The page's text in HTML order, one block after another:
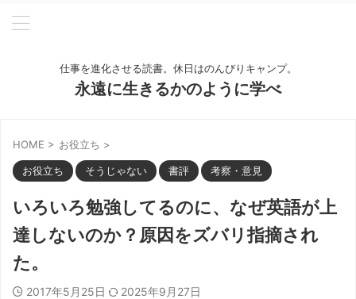
仕事を進化させる読書。休日はのんびりキャンプ。
永遠に生きるかのように学べ
HOME > お役立ち >
お役立ち そうじゃない 書評 考察・意見
いろいろ勉強してるのに、なぜ英語が上
達しないのか？原因をズバリ指摘され
た。
2017年5月25日 2025年9月27日